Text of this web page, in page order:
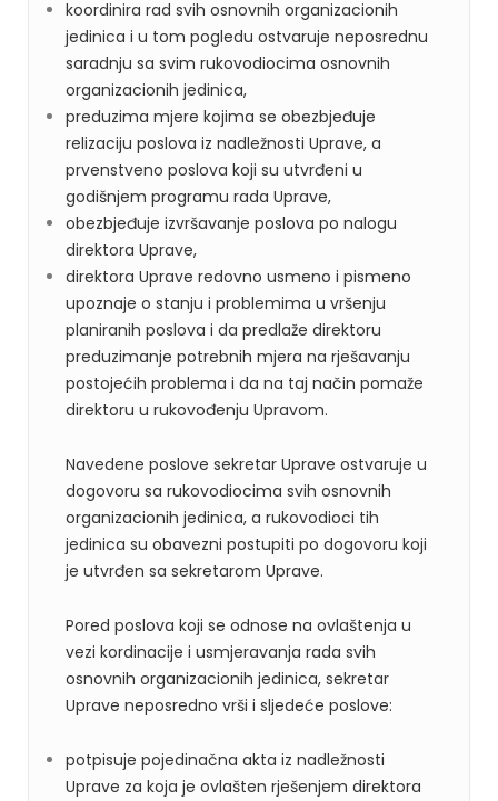
koordinira rad svih osnovnih organizacionih
jedinica i u tom pogledu ostvaruje neposrednu
saradnju sa svim rukovodiocima osnovnih
organizacionih jedinica,
preduzima mjere kojima se obezbjeđuje
relizaciju poslova iz nadležnosti Uprave, a
prvenstveno poslova koji su utvrđeni u
godišnjem programu rada Uprave,
obezbjeđuje izvršavanje poslova po nalogu
direktora Uprave,
direktora Uprave redovno usmeno i pismeno
upoznaje o stanju i problemima u vršenju
planiranih poslova i da predlaže direktoru
preduzimanje potrebnih mjera na rješavanju
postojećih problema i da na taj način pomaže
direktoru u rukovođenju Upravom.
Navedene poslove sekretar Uprave ostvaruje u
dogovoru sa rukovodiocima svih osnovnih
organizacionih jedinica, a rukovodioci tih
jedinica su obavezni postupiti po dogovoru koji
je utvrđen sa sekretarom Uprave.
Pored poslova koji se odnose na ovlaštenja u
vezi kordinacije i usmjeravanja rada svih
osnovnih organizacionih jedinica, sekretar
Uprave neposredno vrši i sljedeće poslove:
potpisuje pojedinačna akta iz nadležnosti
Uprave za koja je ovlašten rješenjem direktora